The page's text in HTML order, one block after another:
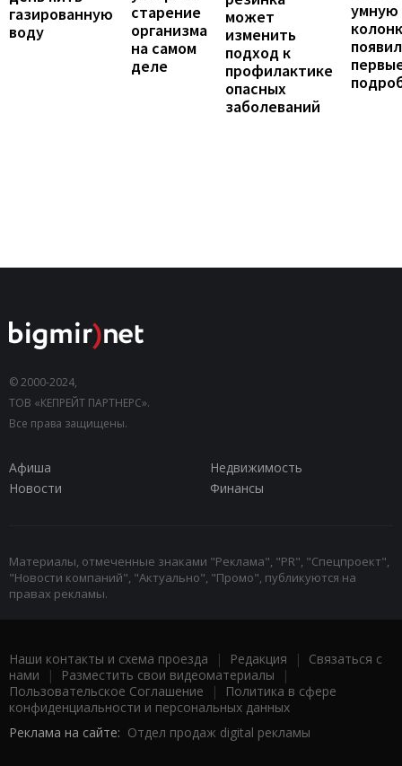
газированную
воду
старение
организма
на самом
деле
может
изменить
подход к
профилактике
опасных
заболеваний
умную
© 2000-2024,
ТОВ «КЕПРЕЙТ ПАРТНЕРС».
Все права защищены.
Афиша
Недвижимость
Новости
Финансы
Материалы, отмеченные знаками "Реклама", "PR", "Спецпроект",
"Новости компаний", "Актуально", "Промо", публикуются на
правах рекламы.
Наши контакты и схема проезда | Редакция | Связаться с
нами | Разместить свои видеоматериалы |
Пользовательское Соглашение |
Политика в сфере
конфиденциальности и персональных данных
Реклама на сайте: Отдел продаж digital рекламы